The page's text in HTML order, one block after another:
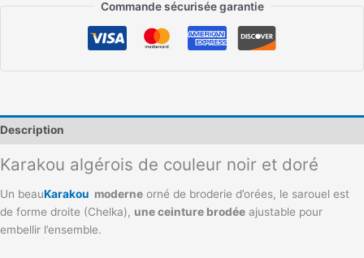
Commande sécurisée garantie
Description
Karakou algérois de couleur noir et doré
Un beauKarakou moderne orné de broderie d’orées, le sarouel est
de forme droite (Chelka), une ceinture brodée ajustable pour
embellir l’ensemble.